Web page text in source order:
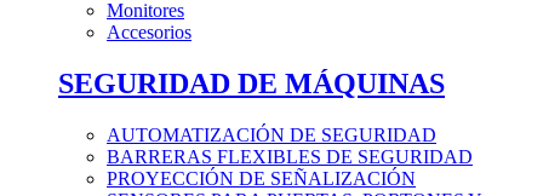
Monitores
Accesorios
SEGURIDAD DE MÁQUINAS
AUTOMATIZACIÓN DE SEGURIDAD
BARRERAS FLEXIBLES DE SEGURIDAD
PROYECCIÓN DE SEÑALIZACIÓN